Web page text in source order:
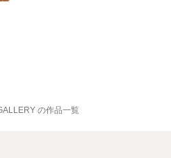
の作品一覧